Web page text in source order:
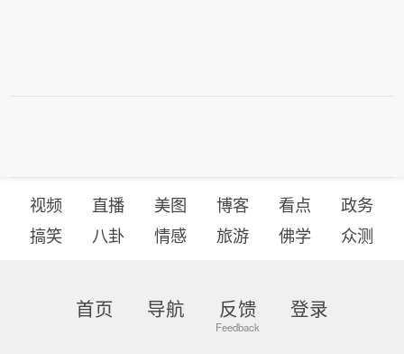
视频 直播 美图 博客 看点
政务
搞笑
八卦 情感 旅游 佛学 众测
首页 导航 反馈 登录